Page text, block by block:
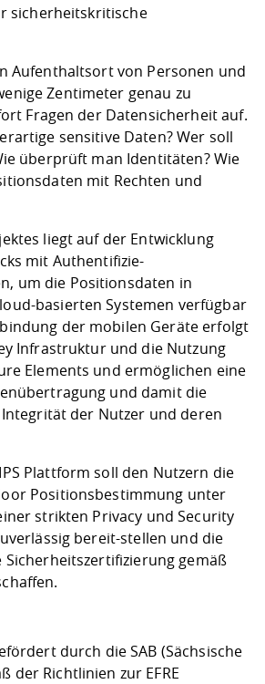
Checkliste zum
und Physik
Fremdsprachen
Jobs, Praktika,
Lebenslagen
Studentenwerk
Lehren,
Formulare und
Gründung und
Kooperationen
Klimaschutz &
Informatik/
Landbau/
Maschinenbau
Unternehmen
sicherheitskritische
Aufenthaltsort von Personen und
Zentimeter genau zu
Fragen der Datensicherheit auf.
sensitive Daten? Wer soll
überprüft man Identitäten? Wie
mit Rechten und
liegt auf der Entwicklung
mit Authentifizie-
um die Positionsdaten in
basierten Systemen verfügbar
der mobilen Geräte erfolgt
Infrastruktur und die Nutzung
Elements und ermöglichen eine
und damit die
der Nutzer und deren
Plattform soll den Nutzern die
Positionsbestimmung unter
strikten Privacy und Security
bereit-stellen und die
Sicherheitszertifizierung gemäß
durch die SAB (Sächsische
der Richtlinien zur EFRE